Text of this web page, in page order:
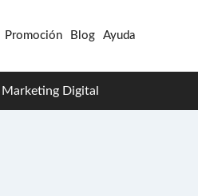
Promoción Blog Ayuda
Digital